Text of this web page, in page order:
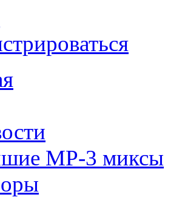
MP-3 миксы